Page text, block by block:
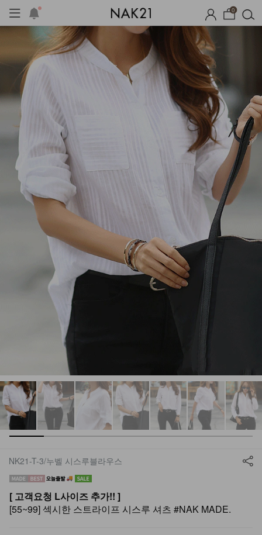
0
여름 잠옷 장마템 기획전 오늘출발 시즌
NK21-T-3/누벨 시스루블라우스
[ 고객요청 L사이즈 추가!! ]
[55~99] 섹시한 스트라이프 시스루 셔츠 #NAK MADE.